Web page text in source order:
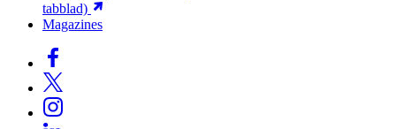
tabblad)
Magazines